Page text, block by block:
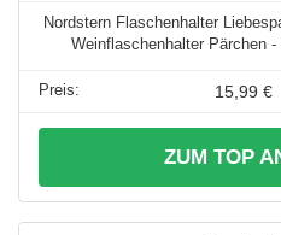
Nordstern Flaschenhalter
Weinflaschenhalter Pärchen
15,99 €
ZUM TOP